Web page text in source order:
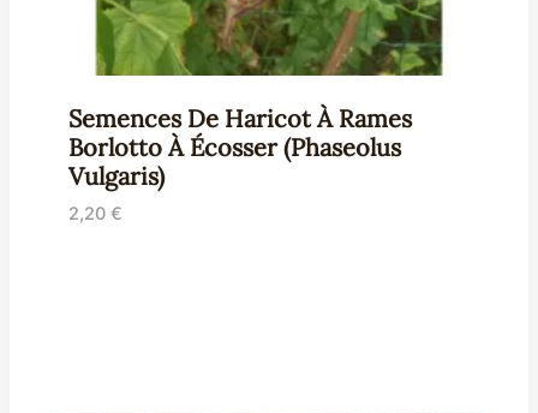
Semences De Haricot À Rames
Borlotto À Écosser (Phaseolus
Vulgaris)
2,20 €